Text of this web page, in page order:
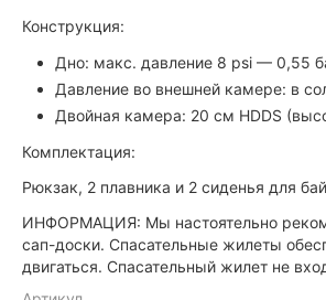
Конструкция:
Дно: макс. давление 8 psi — 0,55
Давление во внешней камере: в
Двойная камера: 20 см HDDS
Комплектация:
Рюкзак, 2 плавника и 2 сиденья для
ИНФОРМАЦИЯ: Мы настоятельно
сап-доски. Спасательные жилеты
двигаться. Спасательный жилет не